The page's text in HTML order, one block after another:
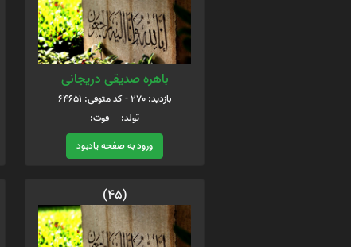
باهره صدیقی دریجانی
بازدید: 270 - کد متوفی: 64651
تولد: فوت:
ورود به صفحه یادبود
(45)